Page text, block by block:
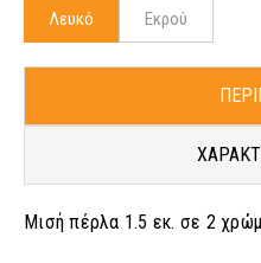
Λευκό Εκρού
Μισή πέρλα 1.5 εκ. σε 2